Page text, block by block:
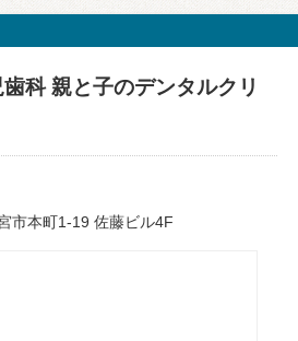
科 親と子のデンタルクリ
市本町1-19 佐藤ビル4F